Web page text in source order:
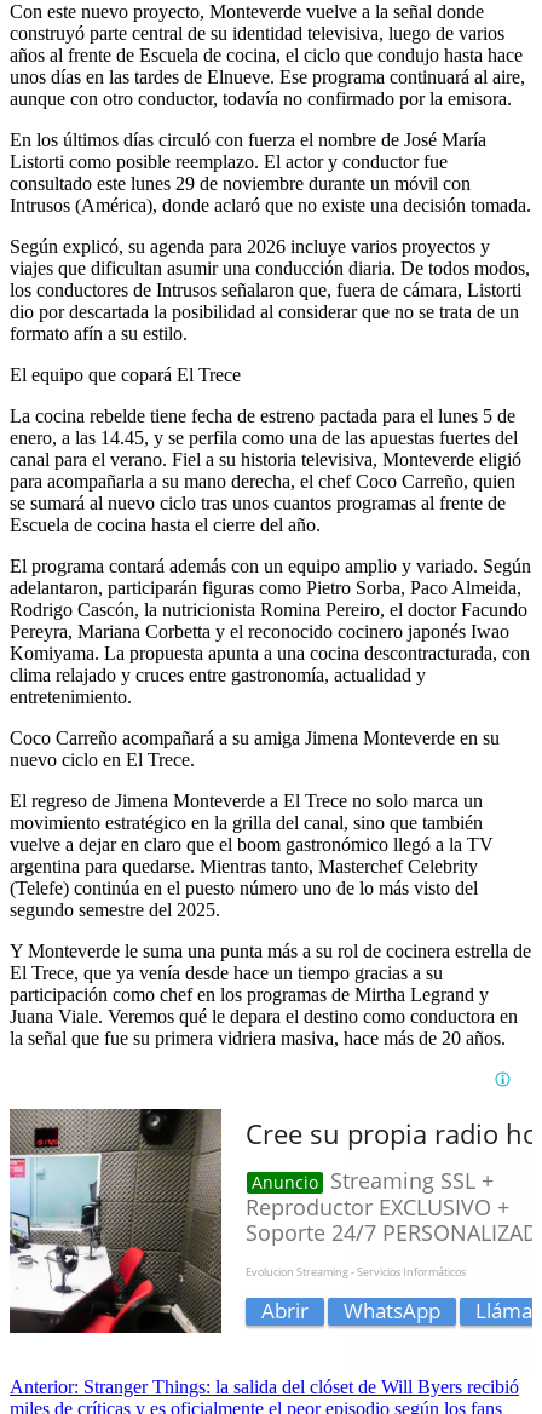
Con este nuevo proyecto, Monteverde vuelve a la señal donde
construyó parte central de su identidad televisiva, luego de varios
años al frente de Escuela de cocina, el ciclo que condujo hasta hace
unos días en las tardes de Elnueve. Ese programa continuará al aire,
aunque con otro conductor, todavía no confirmado por la emisora.
En los últimos días circuló con fuerza el nombre de José María
Listorti como posible reemplazo. El actor y conductor fue
consultado este lunes 29 de noviembre durante un móvil con
Intrusos (América), donde aclaró que no existe una decisión tomada.
Según explicó, su agenda para 2026 incluye varios proyectos y
viajes que dificultan asumir una conducción diaria. De todos modos,
los conductores de Intrusos señalaron que, fuera de cámara, Listorti
dio por descartada la posibilidad al considerar que no se trata de un
formato afín a su estilo.
El equipo que copará El Trece
La cocina rebelde tiene fecha de estreno pactada para el lunes 5 de
enero, a las 14.45, y se perfila como una de las apuestas fuertes del
canal para el verano. Fiel a su historia televisiva, Monteverde eligió
para acompañarla a su mano derecha, el chef Coco Carreño, quien
se sumará al nuevo ciclo tras unos cuantos programas al frente de
Escuela de cocina hasta el cierre del año.
El programa contará además con un equipo amplio y variado. Según
adelantaron, participarán figuras como Pietro Sorba, Paco Almeida,
Rodrigo Cascón, la nutricionista Romina Pereiro, el doctor Facundo
Pereyra, Mariana Corbetta y el reconocido cocinero japonés Iwao
Komiyama. La propuesta apunta a una cocina descontracturada, con
clima relajado y cruces entre gastronomía, actualidad y
entretenimiento.
Coco Carreño acompañará a su amiga Jimena Monteverde en su
nuevo ciclo en El Trece.
El regreso de Jimena Monteverde a El Trece no solo marca un
movimiento estratégico en la grilla del canal, sino que también
vuelve a dejar en claro que el boom gastronómico llegó a la TV
argentina para quedarse. Mientras tanto, Masterchef Celebrity
(Telefe) continúa en el puesto número uno de lo más visto del
segundo semestre del 2025.
Y Monteverde le suma una punta más a su rol de cocinera estrella de
El Trece, que ya venía desde hace un tiempo gracias a su
participación como chef en los programas de Mirtha Legrand y
Juana Viale. Veremos qué le depara el destino como conductora en
la señal que fue su primera vidriera masiva, hace más de 20 años.
Anterior: Stranger Things: la salida del clóset de Will Byers recibió
miles de críticas y es oficialmente el peor episodio según los fans